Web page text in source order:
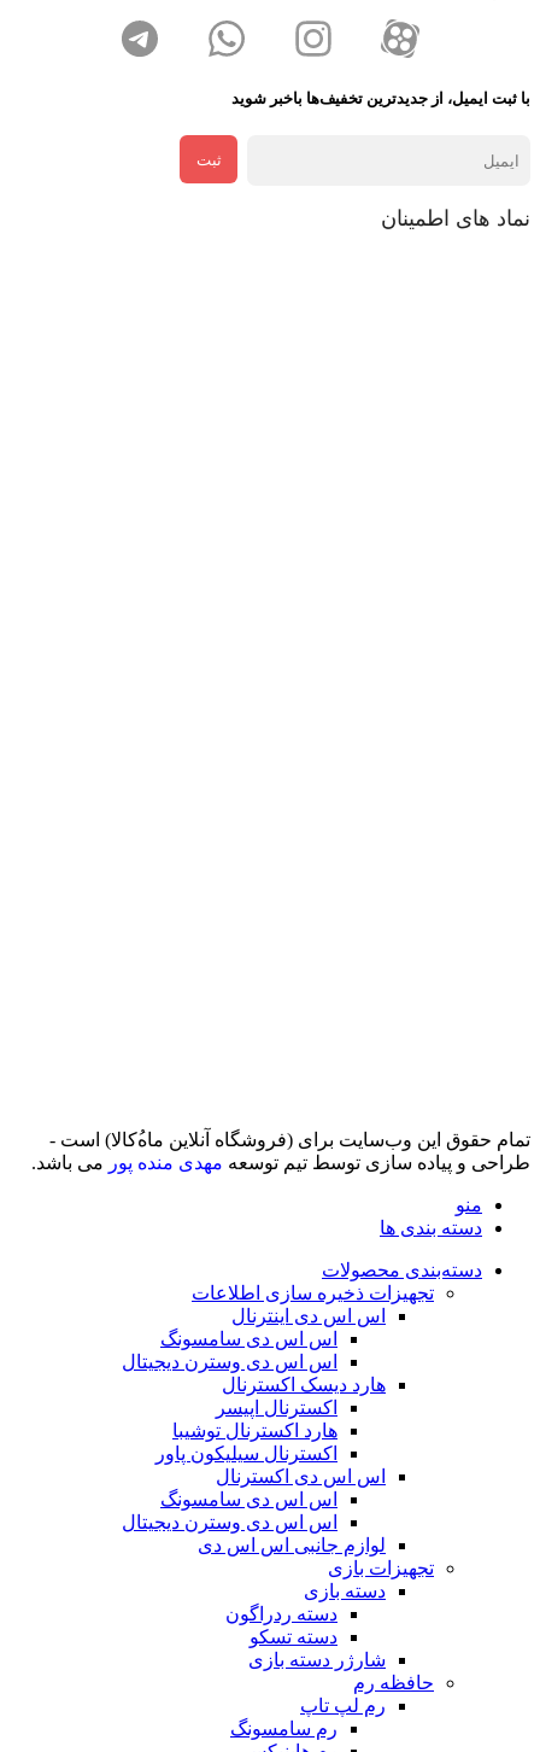
با ثبت ایمیل، از جدید‌ترین تخفیف‌ها با‌خبر شوید
ثبت
نماد های اطمینان
تمام حقوق اين وب‌سايت برای (فروشگاه آنلاین ماه‌‌‌‌‌‌ُکالا) است -
طراحی و پیاده سازی توسط تیم توسعه مهدی منده پور می باشد.
منو
دسته بندی ها
دسته‌بندی محصولات
تجهیزات ذخیره سازی اطلاعات
اس اس دی اینترنال
اس اس دی سامسونگ
اس اس دی وسترن دیجیتال
هارد دیسک اکسترنال
اکسترنال اپیسر
هارد اکسترنال توشیبا
اکسترنال سیلیکون پاور
اس اس دی اکسترنال
اس اس دی سامسونگ
اس اس دی وسترن دیجیتال
لوازم جانبی اس اس دی
تجهیزات بازی
دسته بازی
دسته ردراگون
دسته تسکو
شارژر دسته بازی
حافظه رم
رم لپ تاپ
رم سامسونگ